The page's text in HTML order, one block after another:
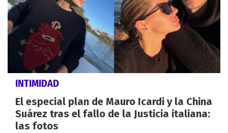
INTIMIDAD
El especial plan de Mauro Icardi y la China
Suárez tras el fallo de la Justicia italiana:
las fotos